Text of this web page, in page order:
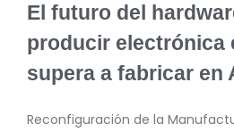
El futuro del
producir electrónica
supera a fabricar en
Reconfiguración de la